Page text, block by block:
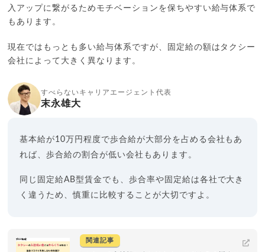
入アップに繋がるためモチベーションを保ちやすい給与体系で
もあります。
現在ではもっとも多い給与体系ですが、固定給の額はタクシー
会社によって大きく異なります。
すべらないキャリアエージェント代表
末永雄大
基本給が10万円程度で歩合給が大部分を占める会社もあ
れば、歩合給の割合が低い会社もあります。
同じ固定給AB型賃金でも、歩合率や固定給は各社で大き
く違うため、慎重に比較することが大切ですよ。
関連記事